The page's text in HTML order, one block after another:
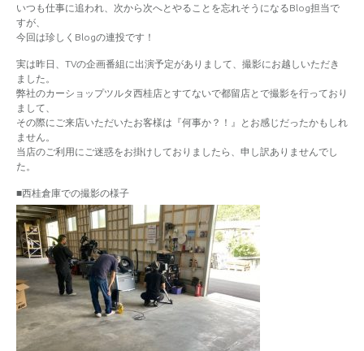
いつも仕事に追われ、次から次へとやることを忘れそうになるBlog担当で
すが、
今回は珍しくBlogの連投です！
実は昨日、TVの企画番組に出演予定がありまして、撮影にお越しいただき
ました。
弊社のカーショップツルタ西桂店とすてないで都留店とで撮影を行っており
まして、
その際にご来店いただいたお客様は『何事か？！』とお感じだったかもしれ
ません。
当店のご利用にご迷惑をお掛けしておりましたら、申し訳ありませんでし
た。
■西桂倉庫での撮影の様子